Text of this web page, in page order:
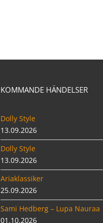
KOMMANDE HÄNDELSER
Dolly Style
13.09.2026
Dolly Style
13.09.2026
Ariaklassiker
25.09.2026
Sami Hedberg – Lupa Nauraa
01.10.2026